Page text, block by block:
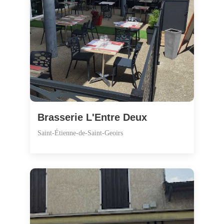
Brasserie L'Entre Deux
Saint-Étienne-de-Saint-Geoirs